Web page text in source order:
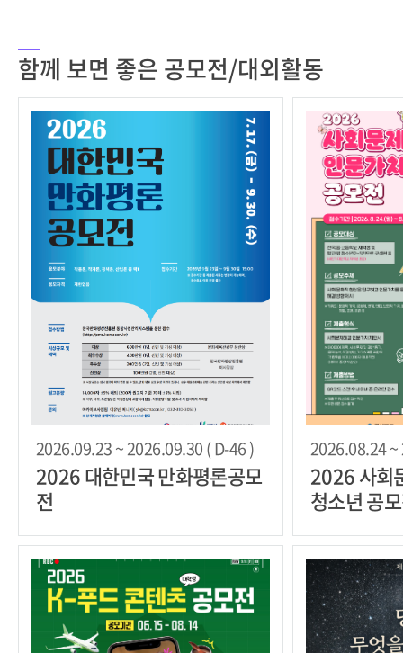
함께 보면 좋은 공모전/대외활동
2026.09.23 ~ 2026.09.30 ( D-46 )
2026 대한민국 만화평론공모
전
2026.08.24 ~
2026 사회
청소년 공